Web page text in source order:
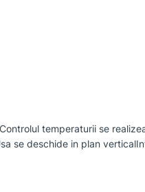
temperaturii se
se deschide in plan